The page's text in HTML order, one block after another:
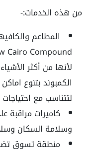
من هذه الخدمات:-
لأنها من أكثر
الكمبوند بتنوع
لتتناسب مع
وسلامة السكان
منطقة تسوق تضم